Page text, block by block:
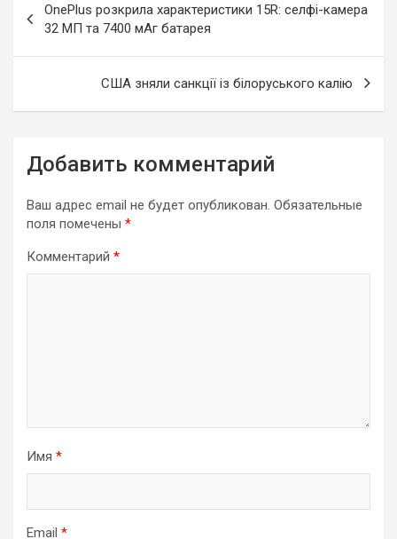
по
записям
OnePlus розкрила характеристики 15R: селфі-камера
32 МП та 7400 мАг батарея
США зняли санкції із білоруського калію
Добавить комментарий
Ваш адрес email не будет опубликован. Обязательные
поля помечены *
Комментарий *
Имя *
Email *